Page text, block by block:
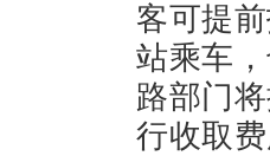
客可提
站乘车
路部门
行收取